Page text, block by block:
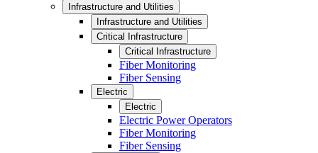
Infrastructure and Utilities
Infrastructure and Utilities
Critical Infrastructure
Critical Infrastructure
Fiber Monitoring
Fiber Sensing
Electric
Electric
Electric Power Operators
Fiber Monitoring
Fiber Sensing